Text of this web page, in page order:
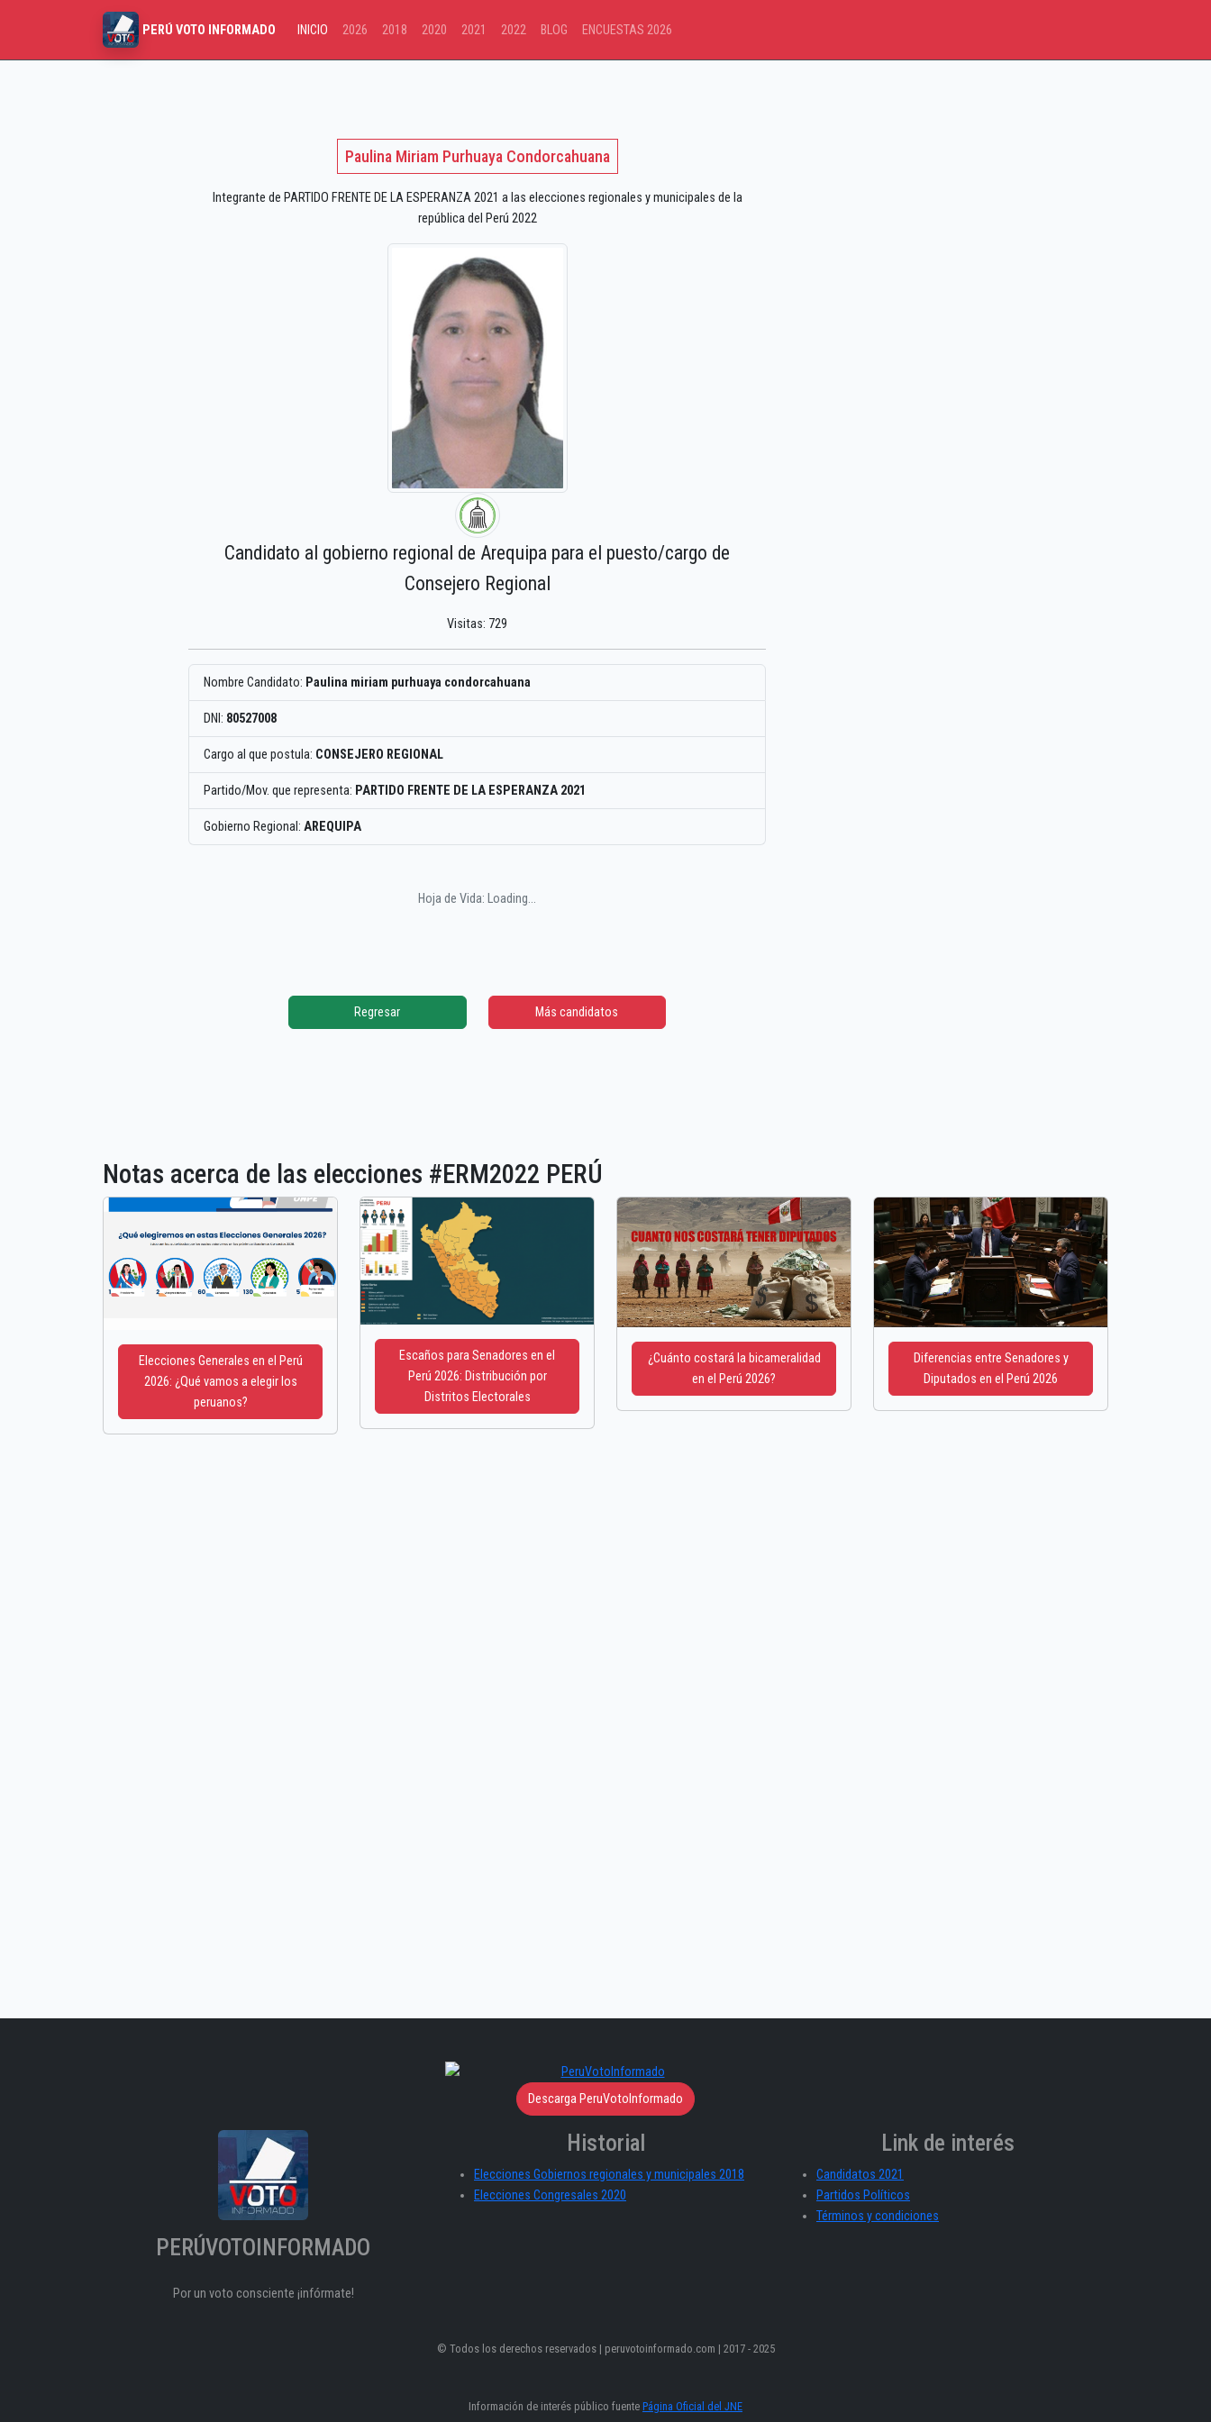
PERÚ VOTO INFORMADO INICIO 2026 2018 2020 2021 2022 BLOG ENCUESTAS 2026
Paulina Miriam Purhuaya Condorcahuana
Integrante de PARTIDO FRENTE DE LA ESPERANZA 2021 a las elecciones regionales y municipales de la
república del Perú 2022
Candidato al gobierno regional de Arequipa para el puesto/cargo de
Consejero Regional
Visitas: 729
Nombre Candidato: Paulina miriam purhuaya condorcahuana
DNI: 80527008
Cargo al que postula: CONSEJERO REGIONAL
Partido/Mov. que representa: PARTIDO FRENTE DE LA ESPERANZA 2021
Gobierno Regional: AREQUIPA
Hoja de Vida: Loading...
Regresar Más candidatos
Notas acerca de las elecciones #ERM2022 PERÚ
Elecciones Generales en el Perú
2026: ¿Qué vamos a elegir los
peruanos?
Escaños para Senadores en el
Perú 2026: Distribución por
Distritos Electorales
¿Cuánto costará la bicameralidad
en el Perú 2026?
Diferencias entre Senadores y
Diputados en el Perú 2026
Descarga PeruVotoInformado
PERÚVOTOINFORMADO
Por un voto consciente ¡infórmate!
Historial
Elecciones Gobiernos regionales y municipales 2018
Elecciones Congresales 2020
Link de interés
Candidatos 2021
Partidos Políticos
Términos y condiciones
© Todos los derechos reservados | peruvotoinformado.com | 2017 - 2025
Información de interés público fuente Página Oficial del JNE